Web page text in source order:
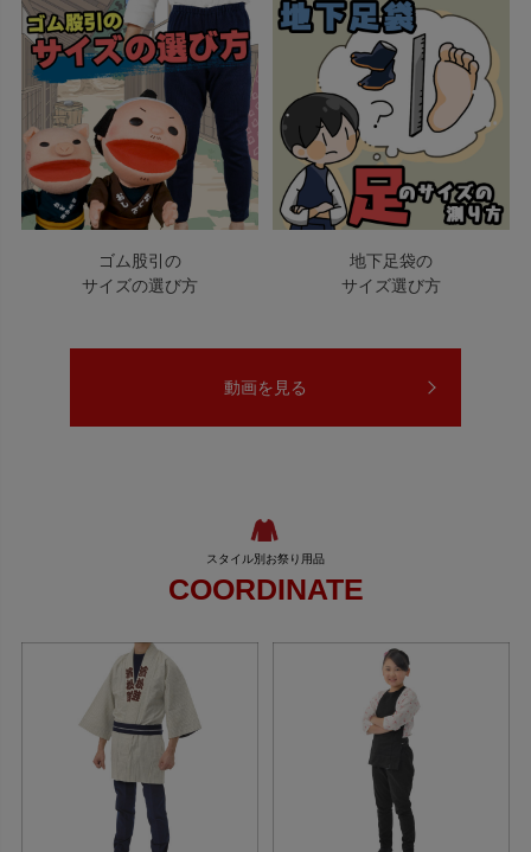
ゴム股引の
サイズの選び方
地下足袋の
サイズ選び方
動画を見る
COORDINATE